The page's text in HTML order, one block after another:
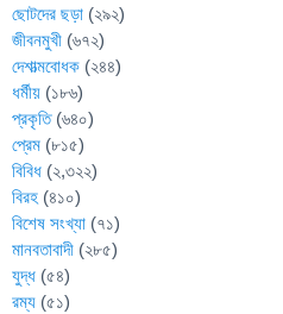
ছোটদের ছড়া (২৯২)
জীবনমুখী (৬৭২)
দেশাত্মবোধক (২৪৪)
ধর্মীয় (১৮৬)
প্রকৃতি(৬৪০)
প্রেম (৮১৫)
বিবিধ (২,৩২২)
বিরহ (৪১০)
বিশেষ সংখ্যা (৭১)
মানবতাবাদী (২৮৫)
যুদ্ধ (৫৪)
রম্য (৫১)